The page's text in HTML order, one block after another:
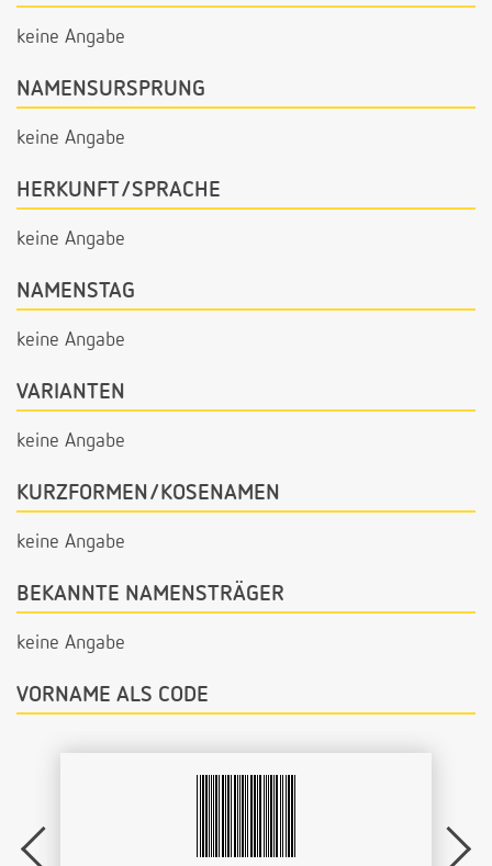
keine Angabe
NAMENSURSPRUNG
keine Angabe
HERKUNFT/SPRACHE
keine Angabe
NAMENSTAG
keine Angabe
VARIANTEN
keine Angabe
KURZFORMEN/KOSENAMEN
keine Angabe
BEKANNTE NAMENSTRÄGER
keine Angabe
VORNAME ALS CODE